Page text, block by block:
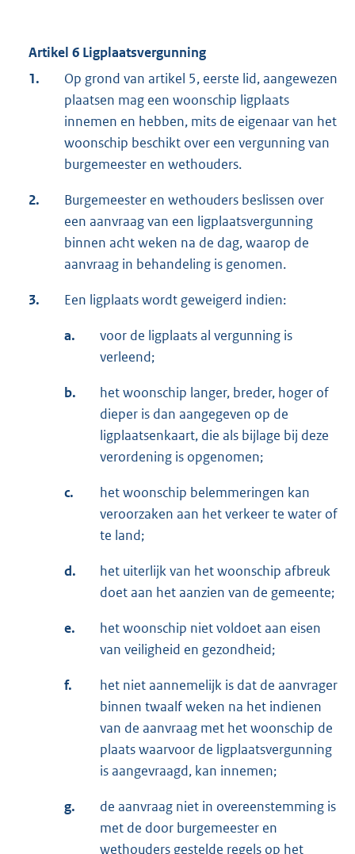
Artikel 6 Ligplaatsvergunning
1.
Op grond van artikel 5, eerste lid, aangewezen
plaatsen mag een woonschip ligplaats
innemen en hebben, mits de eigenaar van het
woonschip beschikt over een vergunning van
burgemeester en wethouders.
2.
Burgemeester en wethouders beslissen over
een aanvraag van een ligplaatsvergunning
binnen acht weken na de dag, waarop de
aanvraag in behandeling is genomen.
3. Een ligplaats wordt geweigerd indien:
a.
voor de ligplaats al vergunning is
verleend;
b.
het woonschip langer, breder, hoger of
dieper is dan aangegeven op de
ligplaatsenkaart, die als bijlage bij deze
verordening is opgenomen;
c.
het woonschip belemmeringen kan
veroorzaken aan het verkeer te water of
te land;
d.
het uiterlijk van het woonschip afbreuk
doet aan het aanzien van de gemeente;
e.
het woonschip niet voldoet aan eisen
van veiligheid en gezondheid;
f.
het niet aannemelijk is dat de aanvrager
binnen twaalf weken na het indienen
van de aanvraag met het woonschip de
plaats waarvoor de ligplaatsvergunning
is aangevraagd, kan innemen;
g.
de aanvraag niet in overeenstemming is
met de door burgemeester en
wethouders gestelde regels op het